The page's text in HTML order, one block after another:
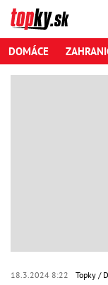
DOMÁCE
18.3.2024 8:22 Topky